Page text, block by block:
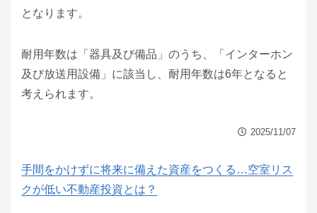
となります。
耐用年数は「器具及び備品」のうち、「インターホン
及び放送用設備」に該当し、耐用年数は6年となると
考えられます。
2025/11/07
手間をかけずに将来に備えた資産をつくる…空室リス
クが低い不動産投資とは？